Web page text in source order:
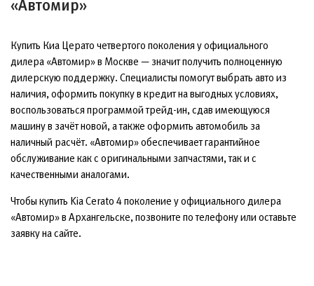
«Автомир»
Купить Киа Церато четвертого поколения у официального
дилера «Автомир» в Москве — значит получить полноценную
дилерскую поддержку. Специалисты помогут выбрать авто из
наличия, оформить покупку в кредит на выгодных условиях,
воспользоваться программой трейд-ин, сдав имеющуюся
машину в зачёт новой, а также оформить автомобиль за
наличный расчёт. «Автомир» обеспечивает гарантийное
обслуживание как с оригинальными запчастями, так и с
качественными аналогами.
Чтобы купить Kia Cerato 4 поколение у официального дилера
«Автомир» в Архангельске, позвоните по телефону или оставьте
заявку на сайте.